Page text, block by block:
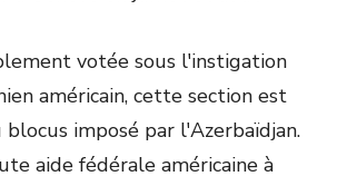
votée sous l'instigation
américain, cette section est
blocus imposé par l'Azerbaïdjan.
aide fédérale américaine à